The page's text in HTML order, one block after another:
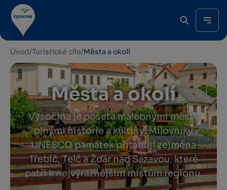
Úvod/Turistické cíle/Města a okolí
Města a okolí
Vysočina je poseta malebnými městy
plnými historie a kultury. Milovníky
UNESCO památek přitahují zejména
Třebíč, Telč a Žďár nad Sázavou, které
patří k nejvýraznějším místům regionu.